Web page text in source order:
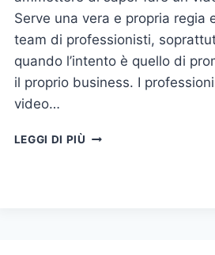
Serve una vera e propria regia
team di professionisti,
quando l’intento è quello di
il proprio business. I
video…
LEGGI DI PIÙ